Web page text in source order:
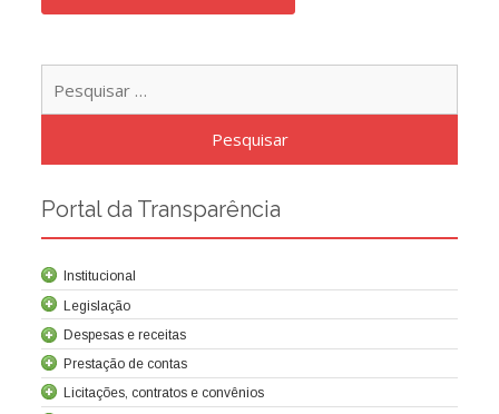
Portal da Transparência
Institucional
Legislação
Despesas e receitas
Prestação de contas
Licitações, contratos e convênios